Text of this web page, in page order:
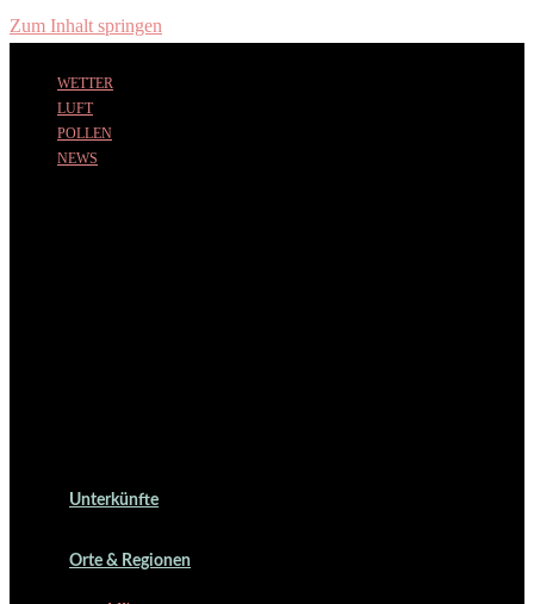
Zum Inhalt springen
WETTER
LUFT
POLLEN
NEWS
Unterkünfte
Orte & Regionen